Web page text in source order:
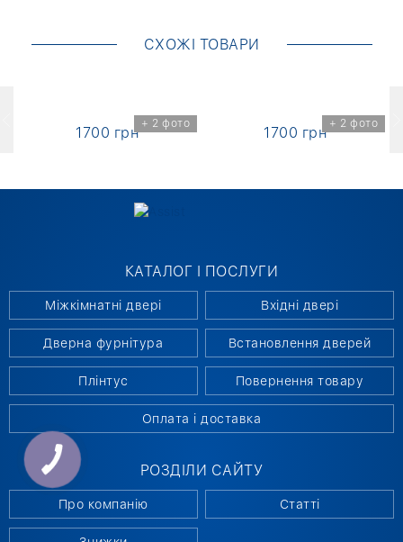
СХОЖІ ТОВАРИ
+ 2 фото
1700 грн
+ 2 фото
1700 грн
КАТАЛОГ І ПОСЛУГИ
Міжкімнатні двері Вхідні двері
Дверна фурнітура Встановлення дверей
Плінтус Повернення товару
Оплата і доставка
РОЗДІЛИ САЙТУ
Про компанію Статті